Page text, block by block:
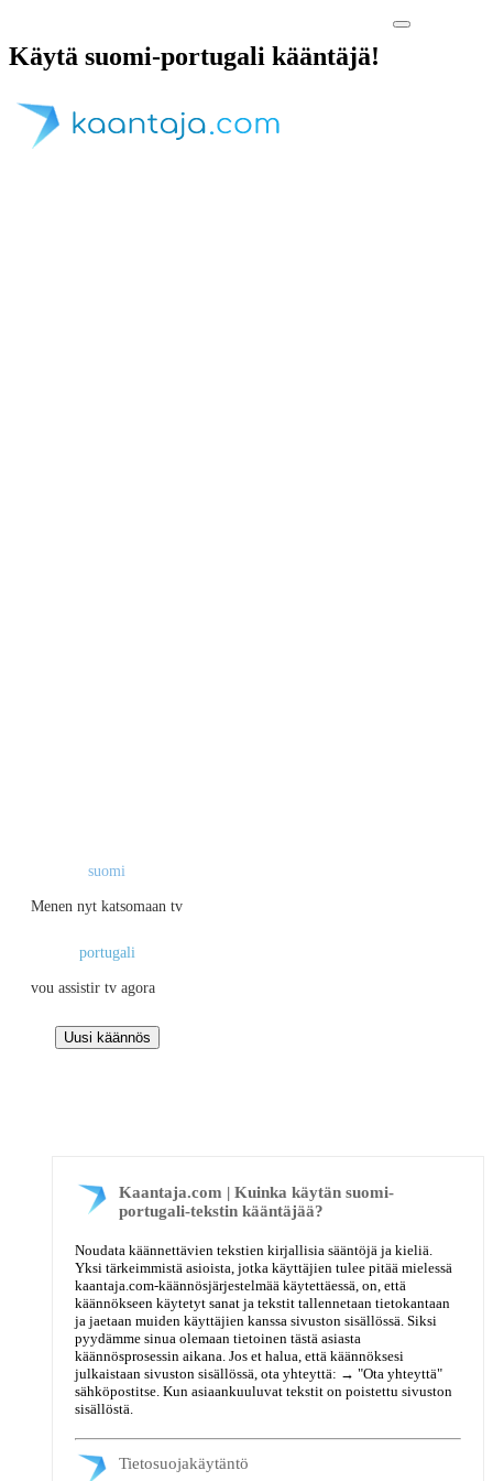
Käytä suomi-portugali kääntäjä!
suomi
Menen nyt katsomaan tv
portugali
vou assistir tv agora
Kaantaja.com | Kuinka käytän suomi-
portugali-tekstin kääntäjää?
Noudata käännettävien tekstien kirjallisia sääntöjä ja kieliä.
Yksi tärkeimmistä asioista, jotka käyttäjien tulee pitää mielessä
kaantaja.com-käännösjärjestelmää käytettäessä, on, että
käännökseen käytetyt sanat ja tekstit tallennetaan tietokantaan
ja jaetaan muiden käyttäjien kanssa sivuston sisällössä. Siksi
pyydämme sinua olemaan tietoinen tästä asiasta
käännösprosessin aikana. Jos et halua, että käännöksesi
julkaistaan sivuston sisällössä, ota yhteyttä: → "Ota yhteyttä"
sähköpostitse. Kun asiaankuuluvat tekstit on poistettu sivuston
sisällöstä.
Tietosuojakäytäntö